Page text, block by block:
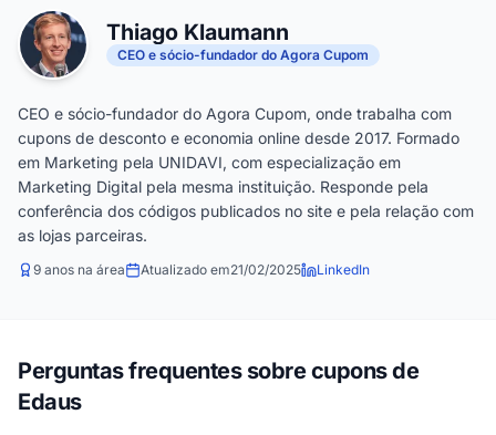
Thiago Klaumann
CEO e sócio-fundador do Agora Cupom
CEO e sócio-fundador do Agora Cupom, onde trabalha com
cupons de desconto e economia online desde 2017. Formado
em Marketing pela UNIDAVI, com especialização em
Marketing Digital pela mesma instituição. Responde pela
conferência dos códigos publicados no site e pela relação com
as lojas parceiras.
9 anos na área Atualizado em21/02/2025 LinkedIn
Perguntas frequentes sobre cupons de
Edaus